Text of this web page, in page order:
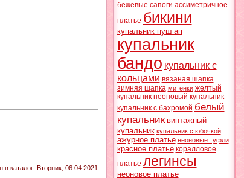
в каталог: Вторник, 06.04.2021
бежевые сапоги ассиметричное
платье бикини
купальник пуш ап
купальник
бандо купальник с
кольцами вязаная шапка
зимняя шапка митенки желтый
купальник неоновый купальник
купальник с бахромой белый
купальник винтажный
купальник купальник с юбочкой
ажурное платье неоновые туфли
красное платье коралловое
платье легинсы
неоновое платье